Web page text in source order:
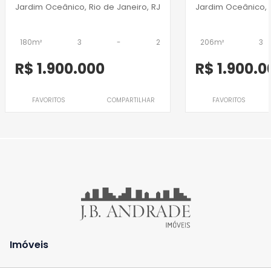
Jardim Oceânico, Rio de Janeiro, RJ
180m² 3 - 2
R$ 1.900.000
FAVORITOS COMPARTILHAR
Jardim Oceânico,
206m² 3
R$
FAVORITOS
Imóveis